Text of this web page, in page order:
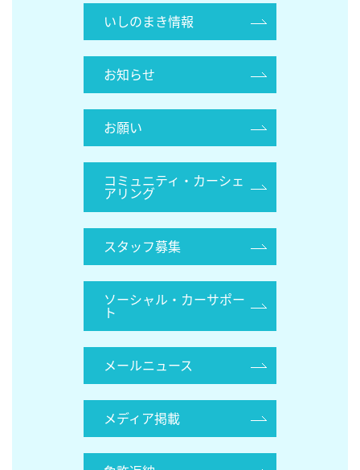
いしのまき情報
お知らせ
お願い
コミュニティ・カーシェ
アリング
スタッフ募集
ソーシャル・カーサポー
ト
メールニュース
メディア掲載